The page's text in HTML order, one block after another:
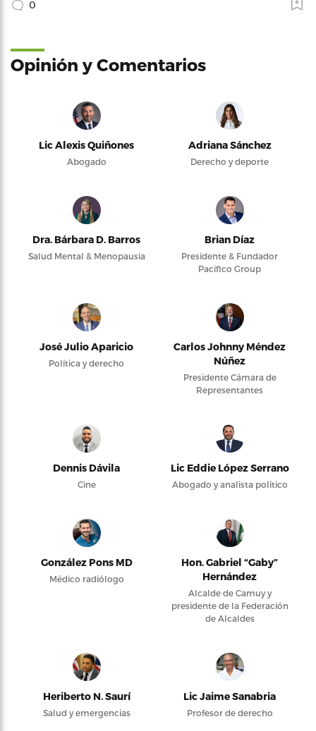
0
Opinión y Comentarios
Lic Alexis Quiñones
Abogado
Adriana Sánchez
Derecho y deporte
Dra. Bárbara D. Barros
Salud Mental & Menopausia
Brian Díaz
Presidente & Fundador
Pacifico Group
José Julio Aparicio
Política y derecho
Carlos Johnny Méndez
Núñez
Presidente Cámara de
Representantes
Dennis Dávila
Cine
Lic Eddie López Serrano
Abogado y analista político
González Pons MD
Médico radiólogo
Hon. Gabriel “Gaby”
Hernández
Alcalde de Camuy y
presidente de la Federación
de Alcaldes
Heriberto N. Saurí
Salud y emergencias
Lic Jaime Sanabria
Profesor de derecho